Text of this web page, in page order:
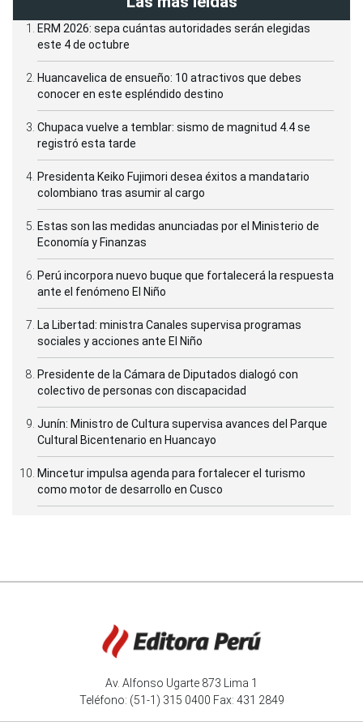
ERM 2026: sepa cuántas autoridades serán elegidas
este 4 de octubre
Huancavelica de ensueño: 10 atractivos que debes
conocer en este espléndido destino
Chupaca vuelve a temblar: sismo de magnitud 4.4 se
registró esta tarde
Presidenta Keiko Fujimori desea éxitos a mandatario
colombiano tras asumir al cargo
Estas son las medidas anunciadas por el Ministerio de
Economía y Finanzas
Perú incorpora nuevo buque que fortalecerá la respuesta
ante el fenómeno El Niño
La Libertad: ministra Canales supervisa programas
sociales y acciones ante El Niño
Presidente de la Cámara de Diputados dialogó con
colectivo de personas con discapacidad
Junín: Ministro de Cultura supervisa avances del Parque
Cultural Bicentenario en Huancayo
Mincetur impulsa agenda para fortalecer el turismo
como motor de desarrollo en Cusco
Av. Alfonso Ugarte 873 Lima 1
Teléfono: (51-1) 315 0400 Fax: 431 2849